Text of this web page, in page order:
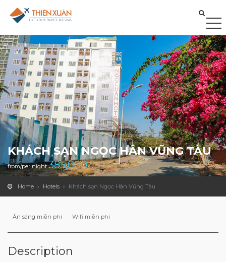
KHÁCH SẠN NGỌC HÂN VŨNG TÀU
from/per night385,000
Home Hotels Khách sạn Ngọc Hân Vũng Tàu
Ăn sáng miễn phí Wifi miễn phí
Description